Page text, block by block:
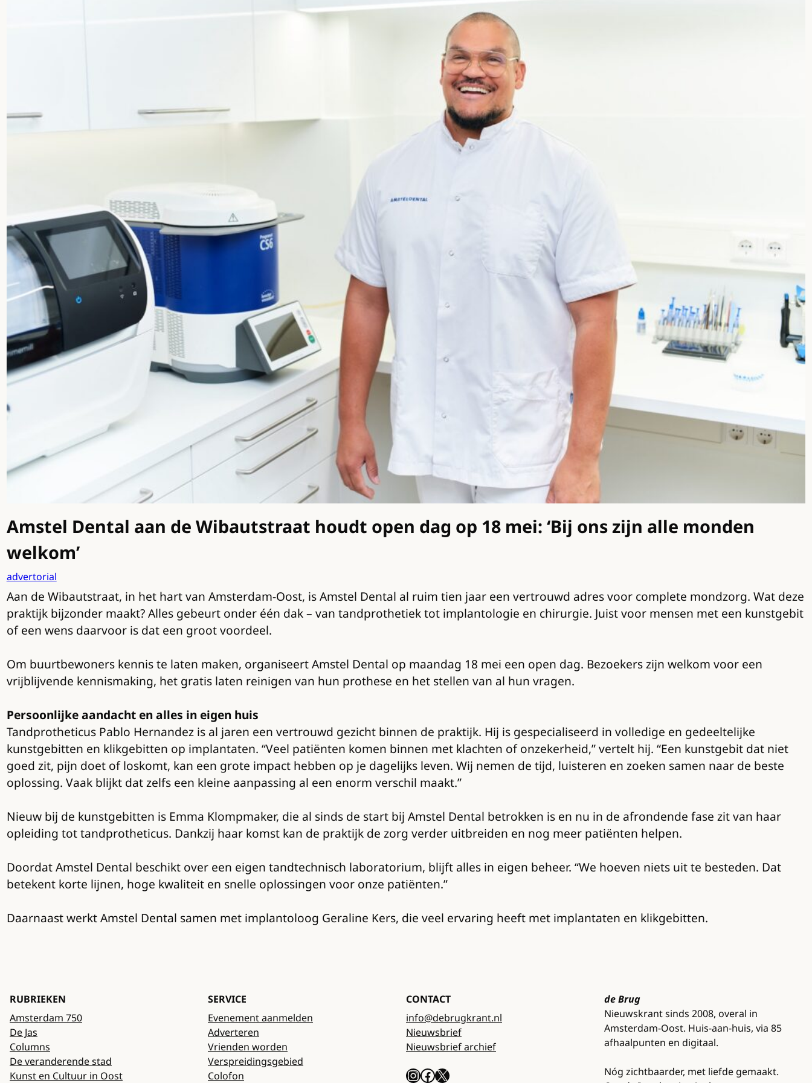
Amstel Dental aan de Wibautstraat houdt open dag op 18 mei: ‘Bij ons zijn alle monden
welkom’
advertorial
Aan de Wibautstraat, in het hart van Amsterdam-Oost, is Amstel Dental al ruim tien jaar een vertrouwd adres voor complete mondzorg. Wat deze
praktijk bijzonder maakt? Alles gebeurt onder één dak – van tandprothetiek tot implantologie en chirurgie. Juist voor mensen met een kunstgebit
of een wens daarvoor is dat een groot voordeel.
Om buurtbewoners kennis te laten maken, organiseert Amstel Dental op maandag 18 mei een open dag. Bezoekers zijn welkom voor een
vrijblijvende kennismaking, het gratis laten reinigen van hun prothese en het stellen van al hun vragen.
Persoonlijke aandacht en alles in eigen huis
Tandprotheticus Pablo Hernandez is al jaren een vertrouwd gezicht binnen de praktijk. Hij is gespecialiseerd in volledige en gedeeltelijke
kunstgebitten en klikgebitten op implantaten. “Veel patiënten komen binnen met klachten of onzekerheid,” vertelt hij. “Een kunstgebit dat niet
goed zit, pijn doet of loskomt, kan een grote impact hebben op je dagelijks leven. Wij nemen de tijd, luisteren en zoeken samen naar de beste
oplossing. Vaak blijkt dat zelfs een kleine aanpassing al een enorm verschil maakt.”
Nieuw bij de kunstgebitten is Emma Klompmaker, die al sinds de start bij Amstel Dental betrokken is en nu in de afrondende fase zit van haar
opleiding tot tandprotheticus. Dankzij haar komst kan de praktijk de zorg verder uitbreiden en nog meer patiënten helpen.
Doordat Amstel Dental beschikt over een eigen tandtechnisch laboratorium, blijft alles in eigen beheer. “We hoeven niets uit te besteden. Dat
betekent korte lijnen, hoge kwaliteit en snelle oplossingen voor onze patiënten.”
Daarnaast werkt Amstel Dental samen met implantoloog Geraline Kers, die veel ervaring heeft met implantaten en klikgebitten.
RUBRIEKEN
Amsterdam 750
De Jas
Columns
De veranderende stad
Kunst en Cultuur in Oost
SERVICE
Evenement aanmelden
Adverteren
Vrienden worden
Verspreidingsgebied
Colofon
CONTACT
info@debrugkrant.nl
Nieuwsbrief
Nieuwsbrief archief
InstagramFacebook X
de Brug
Nieuwskrant sinds 2008, overal in
Amsterdam-Oost. Huis-aan-huis, via 85
afhaalpunten en digitaal.
Nóg zichtbaarder, met liefde gemaakt.